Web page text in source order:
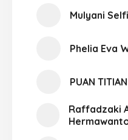
Mulyani
Phelia Eva
PUAN
Raffadzaki